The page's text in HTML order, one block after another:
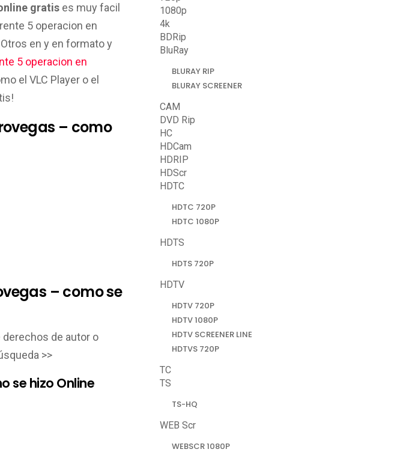
gratis es muy facil
5 operacion en
en y en formato y
5 operacion en
el VLC Player o el
– como
– como se
de autor o
>>
se hizo Online
1080p
4k
BDRip
BluRay
BLURAY RIP
BLURAY SCREENER
CAM
DVD Rip
HC
HDCam
HDRIP
HDScr
HDTC
HDTC 720P
HDTC 1080P
HDTS
HDTS 720P
HDTV
HDTV 720P
HDTV 1080P
HDTV SCREENER LINE
HDTVS 720P
TC
TS
TS-HQ
WEB Scr
WEBSCR 1080P